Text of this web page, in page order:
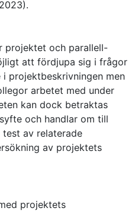
projektet och parallell-
att fördjupa sig i frågor
projektbeskrivningen men
arbetet med under
kan dock betraktas
och handlar om till
av relaterade
av projektets
projektets